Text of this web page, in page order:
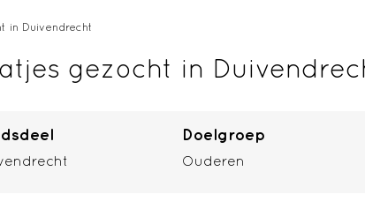
in Duivendrecht
gezocht in
Doelgroep
Ouderen